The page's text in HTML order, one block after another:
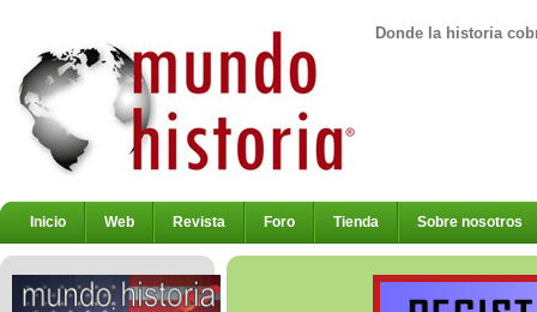
Donde la historia
Inicio Web Revista Foro Tienda Sobre nosotros